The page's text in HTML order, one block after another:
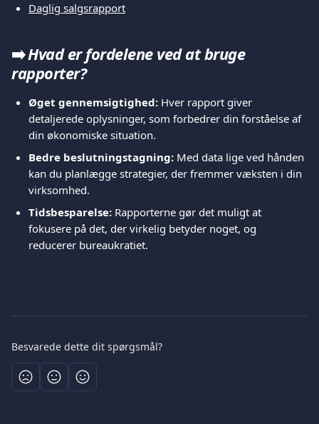
Daglig salgsrapport
➡️ Hvad er fordelene ved at bruge
rapporter?
Øget gennemsigtighed: Hver rapport giver
detaljerede oplysninger, som forbedrer din forståelse af
din økonomiske situation.
Bedre beslutningstagning: Med data lige ved hånden
kan du planlægge strategier, der fremmer væksten i din
virksomhed.
Tidsbesparelse: Rapporterne gør det muligt at
fokusere på det, der virkelig betyder noget, og
reducerer bureaukratiet.
Besvarede dette dit spørgsmål?